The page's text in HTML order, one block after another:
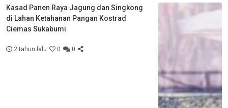
Kasad Panen Raya Jagung dan Singkong
di Lahan Ketahanan Pangan Kostrad
Ciemas Sukabumi
2 tahun lalu 0 0